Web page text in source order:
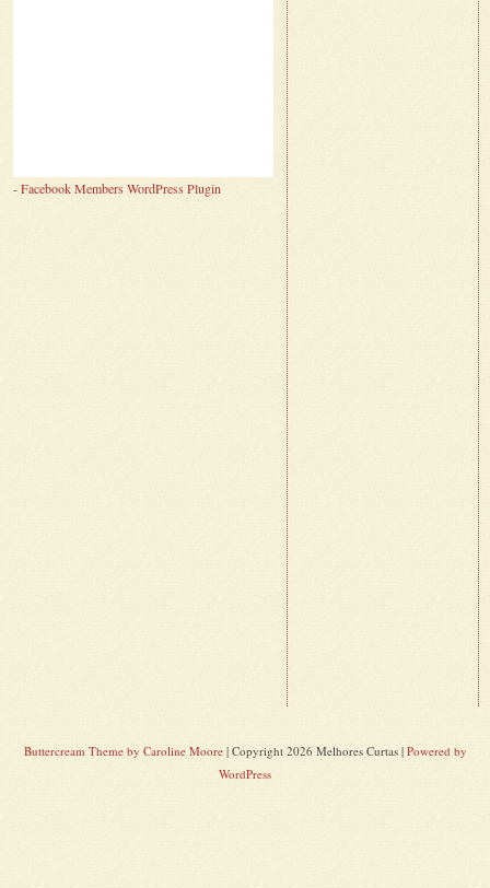
-Facebook Members WordPress Plugin
Buttercream Theme by Caroline Moore| Copyright 2026 Melhores Curtas | Powered by
WordPress